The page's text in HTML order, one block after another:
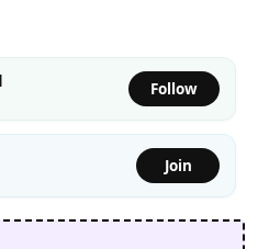
Follow
Join